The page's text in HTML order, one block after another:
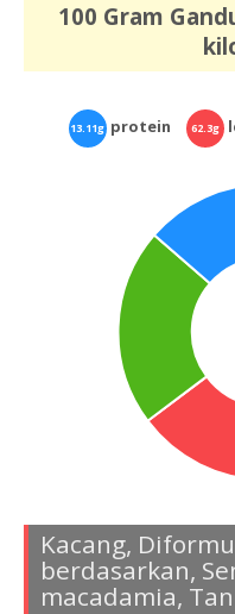
100 Gram
13.11gprotein 62.3g
Kacang,
berdasarkan,
macadamia,